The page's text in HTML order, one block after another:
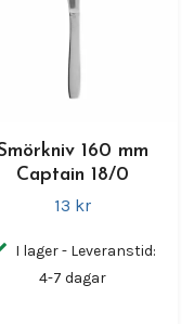
160 mm
Captain 18/0
13 kr
I lager - Leveranstid:
4-7 dagar